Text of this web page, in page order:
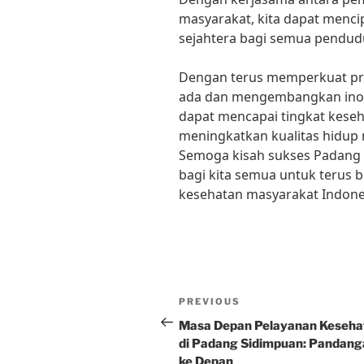
masyarakat, kita dapat
sejahtera bagi semua
Dengan terus memperkuat
ada dan mengembangkan
dapat mencapai tingkat
meningkatkan kualitas hidup
Semoga kisah sukses
bagi kita semua untuk terus
kesehatan masyarakat
Post
navigation
Previous
Post
PREVIOUS
Masa Depan Pelayanan
di Padang Sidimpuan: